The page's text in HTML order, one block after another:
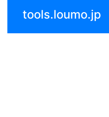
tools.loumo.jp